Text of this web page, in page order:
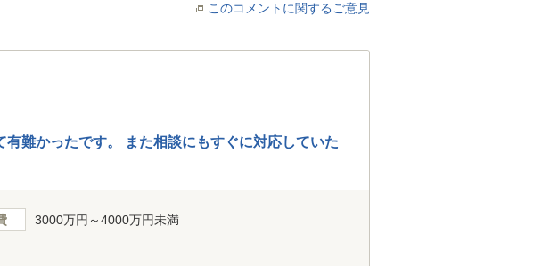
このコメントに関するご意見
難かったです。 また相談にもすぐに対応していた
3000万円～4000万円未満